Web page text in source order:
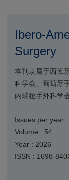
Ibero-
Surgery
本刊隶属于西班
科学会、葡萄牙
内瑞拉手外科学
Issues per year :
Volume : 54
Year : 2026
ISSN : 1698-